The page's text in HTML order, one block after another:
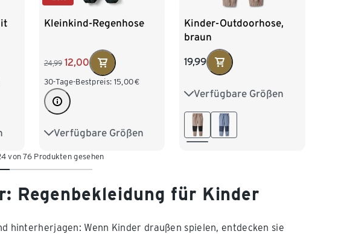
Kleinkind-Regenhose
24,99 12,00
30-Tage-Bestpreis: 15,00€
Verfügbare Größen
86/92 98/104
110/116 122/128
Kinder-Outdoorhose,
braun
19,99
Verfügbare Größen
86/92 98/104
110/116
von 76 Produkten gesehen
Regenbekleidung für Kinder
hinterherjagen: Wenn Kinder draußen spielen, entdecken sie